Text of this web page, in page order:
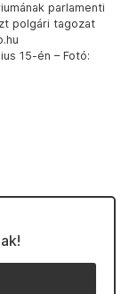
parlamenti
polgári tagozat
15-én – Fotó: